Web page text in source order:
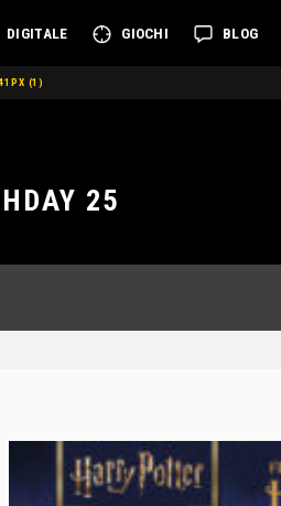
DIGITALE GIOCHI BLOG
(1)
25